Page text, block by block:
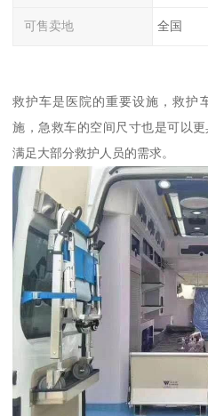
可售卖地 全国
救护车是医院的重要设施，救护
施，急救车的空间尺寸也是可以
满足大部分救护人员的需求。